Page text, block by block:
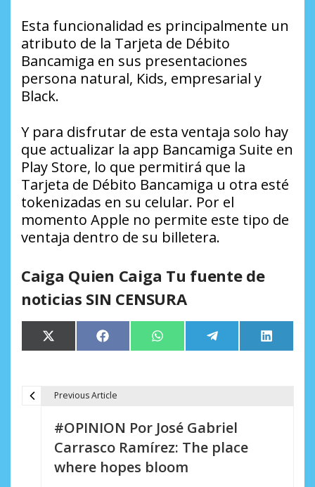
Esta funcionalidad es principalmente un
atributo de la Tarjeta de Débito
Bancamiga en sus presentaciones
persona natural, Kids, empresarial y
Black.
Y para disfrutar de esta ventaja solo hay
que actualizar la app Bancamiga Suite en
Play Store, lo que permitirá que la
Tarjeta de Débito Bancamiga u otra esté
tokenizadas en su celular. Por el
momento Apple no permite este tipo de
ventaja dentro de su billetera.
Caiga Quien Caiga Tu fuente de
noticias SIN CENSURA
Compartir
en
X
(Twitter)
Compartir
en
Facebook Compartir
en
WhatsApp Compartir
en
Telegram
en
LinkedIn
Previous Article
#OPINION Por José Gabriel
Carrasco Ramírez: The place
where hopes bloom